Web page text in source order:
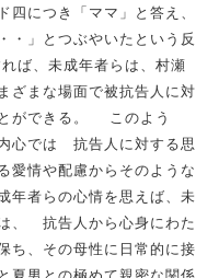
四につき「ママ」と答え、
・」とつぶやいたという反
ば、未成年者らは、村瀬
ざまな場面で被抗告人に対
ができる。 このよう
心では 抗告人に対する思
愛情や配慮からそのような
年者らの心情を思えば、未
、 抗告人から心身にわた
ち、その母性に日常的に接